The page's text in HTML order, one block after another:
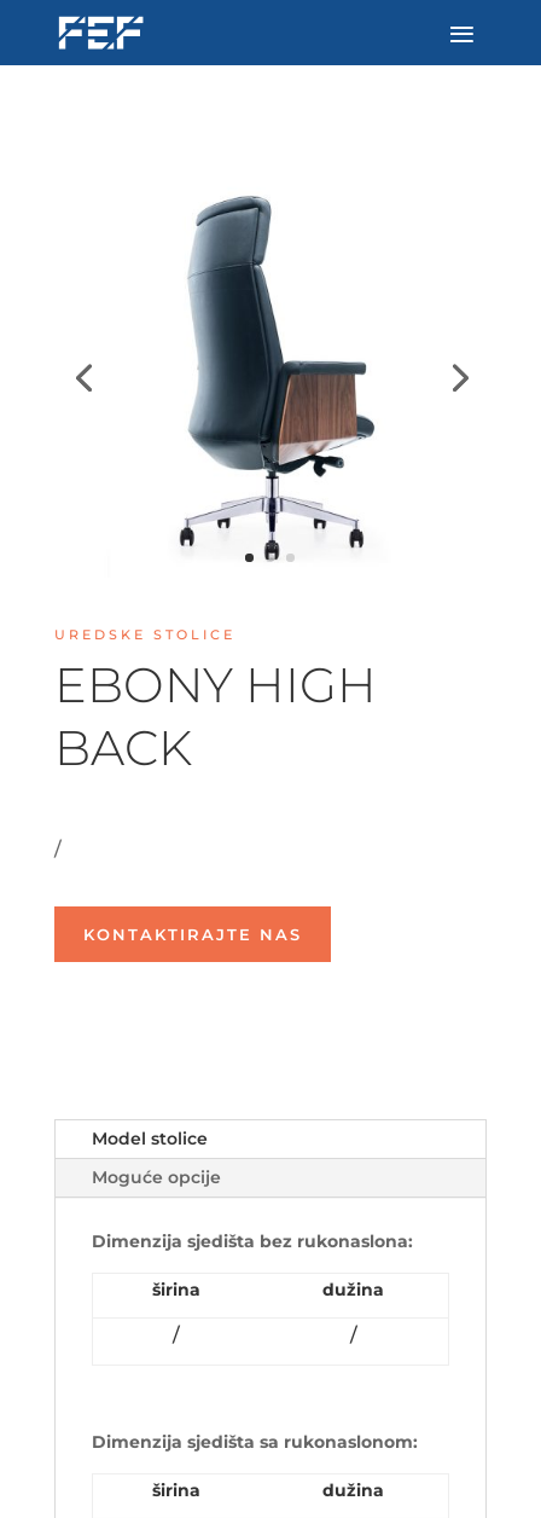
UREDSKE STOLICE
EBONY HIGH
BACK
/
KONTAKTIRAJTE NAS
Model stolice
Moguće opcije
Dimenzija sjedišta bez rukonaslona:
širina dužina
/ /
Dimenzija sjedišta sa rukonaslonom:
širina dužina